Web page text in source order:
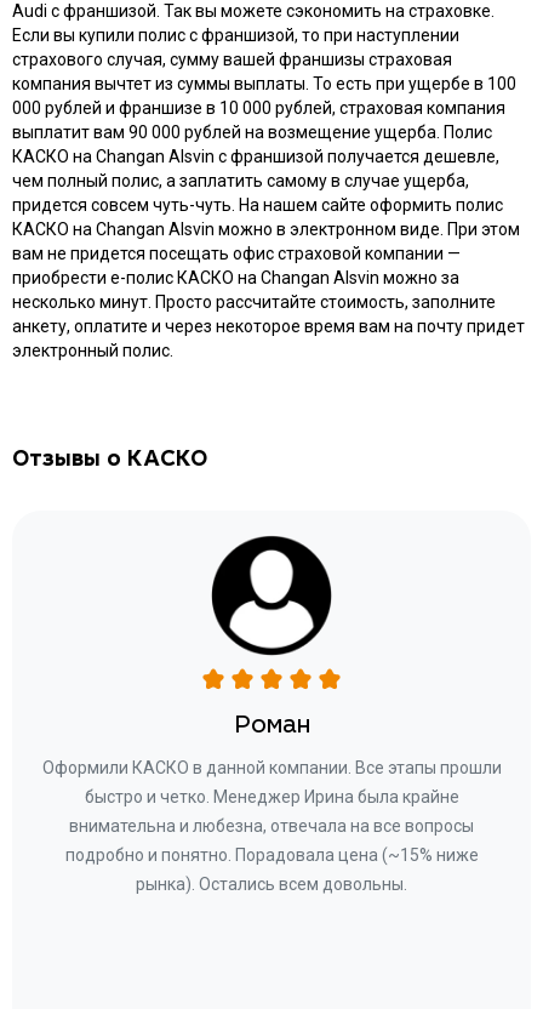
Audi с франшизой. Так вы можете сэкономить на страховке.
Если вы купили полис с франшизой, то при наступлении
страхового случая, сумму вашей франшизы страховая
компания вычтет из суммы выплаты. То есть при ущербе в 100
000 рублей и франшизе в 10 000 рублей, страховая компания
выплатит вам 90 000 рублей на возмещение ущерба. Полис
КАСКО на Changan Alsvin с франшизой получается дешевле,
чем полный полис, а заплатить самому в случае ущерба,
придется совсем чуть-чуть. На нашем сайте оформить полис
КАСКО на Changan Alsvin можно в электронном виде. При этом
вам не придется посещать офис страховой компании —
приобрести e-полис КАСКО на Changan Alsvin можно за
несколько минут. Просто рассчитайте стоимость, заполните
анкету, оплатите и через некоторое время вам на почту придет
электронный полис.
Отзывы о КАСКО
Роман
Оформили КАСКО в данной компании. Все этапы прошли
быстро и четко. Менеджер Ирина была крайне
внимательна и любезна, отвечала на все вопросы
подробно и понятно. Порадовала цена (~15% ниже
рынка). Остались всем довольны.